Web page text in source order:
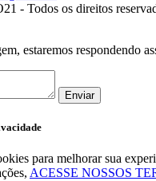
- Todos os direitos
estaremos respondendo
Enviar
para melhorar sua
ACESSE NOSSOS